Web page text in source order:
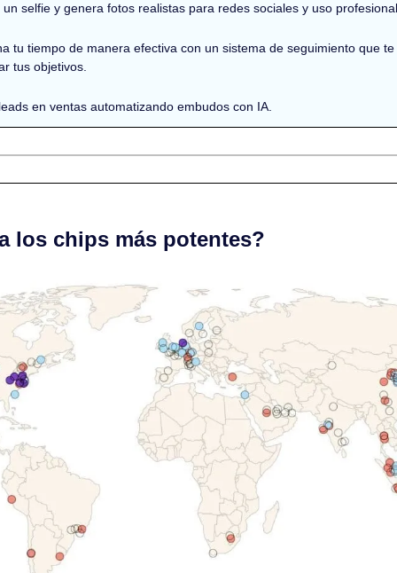
un selfie y genera fotos realistas para redes sociales y uso
tu tiempo de manera efectiva con un sistema de seguimiento que
tus objetivos.
en ventas automatizando embudos con IA.
los chips más potentes?